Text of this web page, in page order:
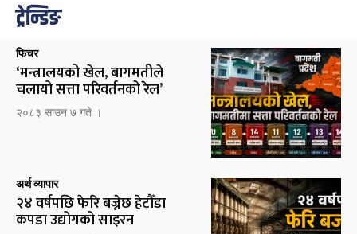
ट्रेन्डिङ
फिचर
‘मन्त्रालयको खेल, बागमतीले
चलायो सत्ता परिवर्तनको रेल’
२०८३ साउन ७ गते ।
अर्थ व्यापार
२४ वर्षपछि फेरि बज्नेछ हेटौँडा
कपडा उद्योगको साइरन